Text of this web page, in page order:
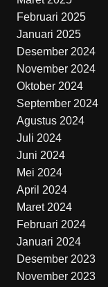
Februari 2025
Januari 2025
Desember 2024
November 2024
Oktober 2024
September 2024
Agustus 2024
Juli 2024
Juni 2024
Mei 2024
April 2024
Maret 2024
Februari 2024
Januari 2024
Desember 2023
November 2023